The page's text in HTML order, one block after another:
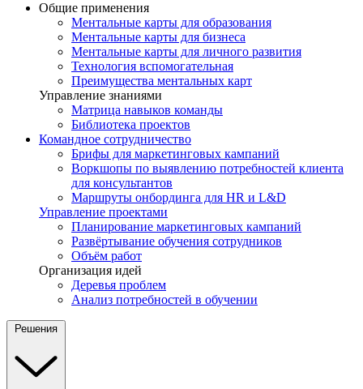
Общие применения
Ментальные карты для образования
Ментальные карты для бизнеса
Ментальные карты для личного развития
Технология вспомогательная
Преимущества ментальных карт
Управление знаниями
Матрица навыков команды
Библиотека проектов
Командное сотрудничество
Брифы для маркетинговых кампаний
Воркшопы по выявлению потребностей клиента
для консультантов
Маршруты онбординга для HR и L&D
Управление проектами
Планирование маркетинговых кампаний
Развёртывание обучения сотрудников
Объём работ
Организация идей
Деревья проблем
Анализ потребностей в обучении
Решения